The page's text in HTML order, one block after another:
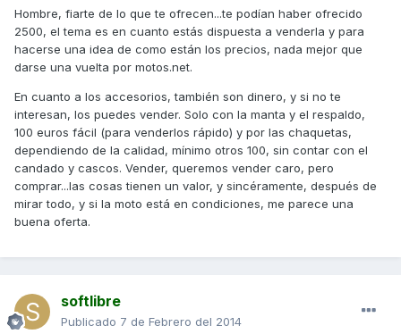
Hombre, fiarte de lo que te ofrecen...te podían haber ofrecido
2500, el tema es en cuanto estás dispuesta a venderla y para
hacerse una idea de como están los precios, nada mejor que
darse una vuelta por motos.net.
En cuanto a los accesorios, también son dinero, y si no te
interesan, los puedes vender. Solo con la manta y el respaldo,
100 euros fácil (para venderlos rápido) y por las chaquetas,
dependiendo de la calidad, mínimo otros 100, sin contar con el
candado y cascos. Vender, queremos vender caro, pero
comprar...las cosas tienen un valor, y sincéramente, después de
mirar todo, y si la moto está en condiciones, me parece una
buena oferta.
softlibre
Publicado 7 de Febrero del 2014